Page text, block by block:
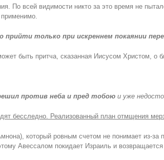
По всей видимости никто за это время не
применимо.
прийти только при искреннем покаянии
быть притча, сказанная Иисусом Христом, о
против неба и пред тобоюи уже
бесследно. Реализованный план отмщения
который ровным счетом не понимает из-
Авессалом покидает Израиль и